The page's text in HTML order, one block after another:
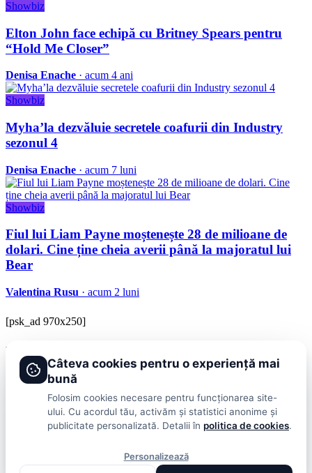
Showbiz
Elton John face echipă cu Britney Spears pentru
“Hold Me Closer”
Denisa Enache · acum 4 ani
Showbiz
Myha’la dezvăluie secretele coafurii din Industry
sezonul 4
Denisa Enache · acum 7 luni
Showbiz
Fiul lui Liam Payne moștenește 28 de milioane de
dolari. Cine ține cheia averii până la majoratul lui
Bear
Valentina Rusu · acum 2 luni
[psk_ad 970x250]
BRAVOnet
Showbiz, vedete si tot ce misca in lumea mondena
ShowbizPublicitateLifestyleHealth & BeautyCasa si Gradina
Câteva cookies pentru o experiență mai
bună
Folosim cookies necesare pentru funcționarea site-
ului. Cu acordul tău, activăm și statistici anonime și
publicitate personalizată. Detalii în politica de cookies.
Personalizează